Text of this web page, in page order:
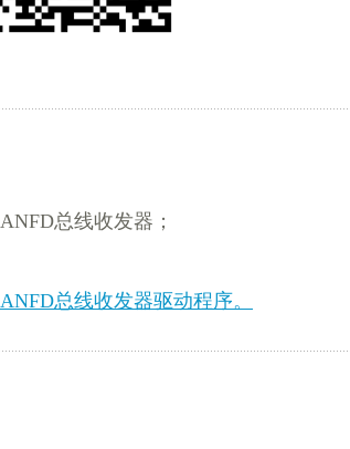
总线收发器；
总线收发器驱动程序。